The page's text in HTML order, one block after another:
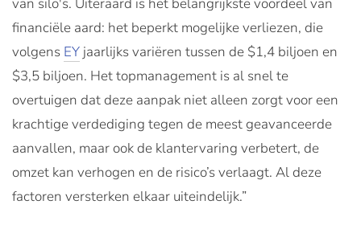
financiële aard: het beperkt mogelijke verliezen, die
volgens EY jaarlijks variëren tussen de $1,4 biljoen en
$3,5 biljoen. Het topmanagement is al snel te
overtuigen dat deze aanpak niet alleen zorgt voor een
krachtige verdediging tegen de meest geavanceerde
aanvallen, maar ook de klantervaring verbetert, de
omzet kan verhogen en de risico’s verlaagt. Al deze
factoren versterken elkaar uiteindelijk.”